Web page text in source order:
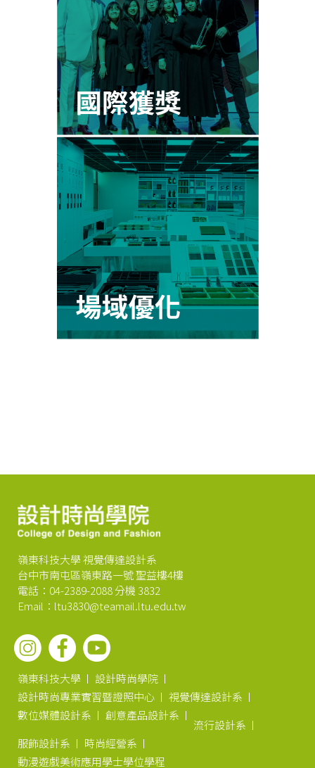
嶺東科技大學 視覺傳達設計系
台中市南屯區嶺東路一號 聖益樓4樓
電話：04-2389-2088 分機 3832
Email：ltu3830@teamail.ltu.edu.tw
嶺東科技大學
設計時尚學院
設計時尚專業實習暨證照中心
視覺傳達設計系
數位媒體設計系
創意產品設計系
流行設計系
服飾設計系
時尚經營系
動漫遊戲美術應用學士學位學程